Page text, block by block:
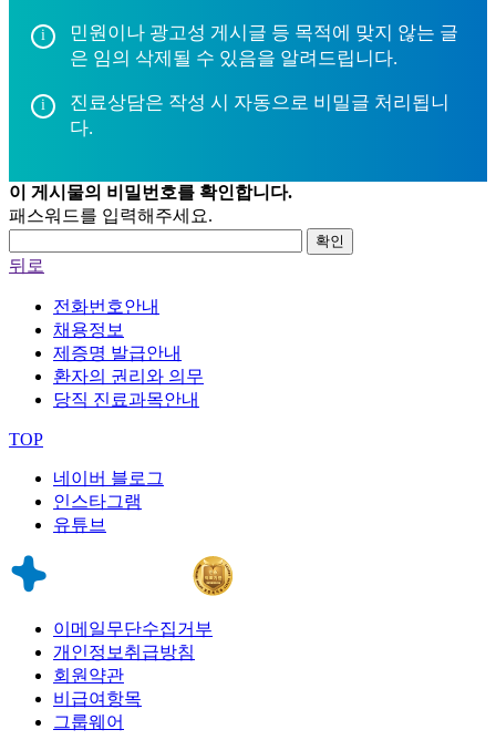
민원이나 광고성 게시글 등 목적에 맞지 않는 글
은 임의 삭제될 수 있음을 알려드립니다.
진료상담은 작성 시 자동으로 비밀글 처리됩니
다.
이 게시물의 비밀번호를 확인합니다.
패스워드를 입력해주세요.
확인
뒤로
전화번호안내
채용정보
제증명 발급안내
환자의 권리와 의무
당직 진료과목안내
TOP
네이버 블로그
인스타그램
유튜브
이메일무단수집거부
개인정보취급방침
회원약관
비급여항목
그룹웨어